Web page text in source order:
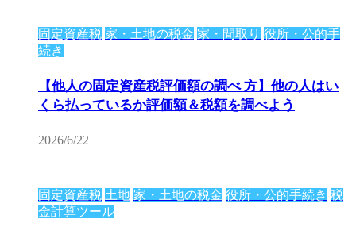
固定資産税 家・土地の税金 家・間取り 役所・公的手
続き
【他人の固定資産税評価額の調べ 方】他の人はい
くら払っているか評価額＆税額を調べよう
2026/6/22
固定資産税 土地 家・土地の税金 役所・公的手続き 税
金計算ツール